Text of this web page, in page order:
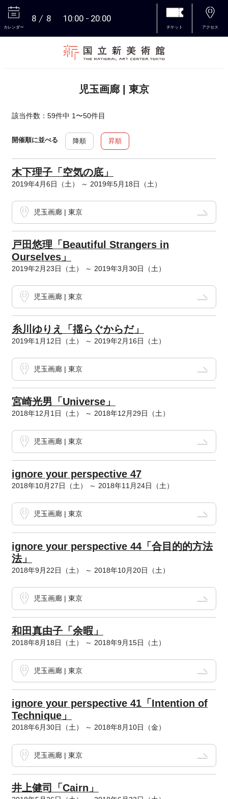
カレンダー
8 8 10:00 20:00
チケット アクセス
児玉画廊 | 東京
該当件数：59件中 1〜50件目
開催順に並べる 降順 昇順
木下理子「空気の底」
2019年4月6日（土） ～ 2019年5月18日（土）
児玉画廊 | 東京
戸田悠理「Beautiful Strangers in
Ourselves」
2019年2月23日（土） ～ 2019年3月30日（土）
児玉画廊 | 東京
糸川ゆりえ「揺らぐからだ」
2019年1月12日（土） ～ 2019年2月16日（土）
児玉画廊 | 東京
宮崎光男「Universe」
2018年12月1日（土） ～ 2018年12月29日（土）
児玉画廊 | 東京
ignore your perspective 47
2018年10月27日（土） ～ 2018年11月24日（土）
児玉画廊 | 東京
ignore your perspective 44「合目的的方法
法」
2018年9月22日（土） ～ 2018年10月20日（土）
児玉画廊 | 東京
和田真由子「余暇」
2018年8月18日（土） ～ 2018年9月15日（土）
児玉画廊 | 東京
ignore your perspective 41「Intention of
Technique」
2018年6月30日（土） ～ 2018年8月10日（金）
児玉画廊 | 東京
井上健司「Cairn」